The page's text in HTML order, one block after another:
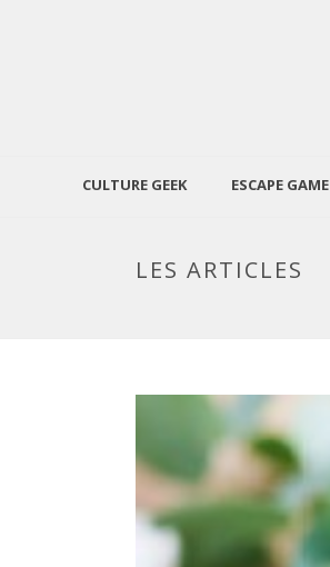
CULTURE GEEK ESCAPE GAME
LES ARTICLES